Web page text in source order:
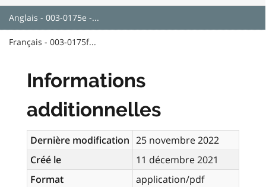
Anglais - 003-0175e -...
Français - 003-0175f...
Informations
additionnelles
Dernière modification 25 novembre 2022
Créé le
11 décembre 2021
Format
application/pdf